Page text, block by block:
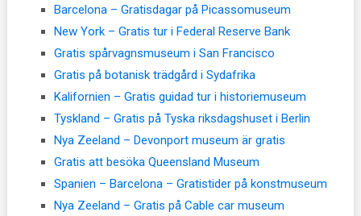
Barcelona – Gratisdagar på Picassomuseum
New York – Gratis tur i Federal Reserve Bank
Gratis spårvagnsmuseum i San Francisco
Gratis på botanisk trädgård i Sydafrika
Kalifornien – Gratis guidad tur i historiemuseum
Tyskland – Gratis på Tyska riksdagshuset i Berlin
Nya Zeeland – Devonport museum är gratis
Gratis att besöka Queensland Museum
Spanien – Barcelona – Gratistider på konstmuseum
Nya Zeeland – Gratis på Cable car museum